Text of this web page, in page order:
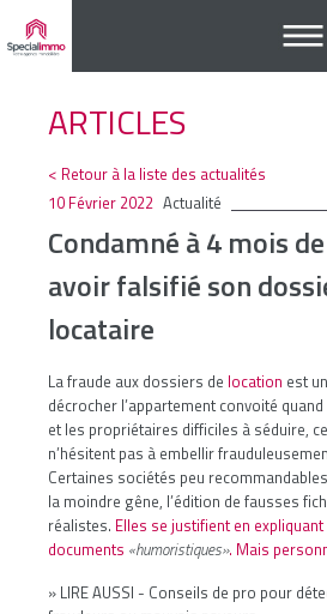
ARTICLES
< Retour à la liste des actualités
10 Février 2022 Actualité
Condamné à 4 mois
avoir falsifié son
locataire
La fraude aux dossiers de location est
décrocher l’appartement convoité
et les propriétaires difficiles à séduire,
n’hésitent pas à embellir
Certaines sociétés peu
la moindre gêne, l’édition de fausses
réalistes. Elles se justifient en expliquant
documents «humoristiques». Mais
» LIRE AUSSI - Conseils de pro pour